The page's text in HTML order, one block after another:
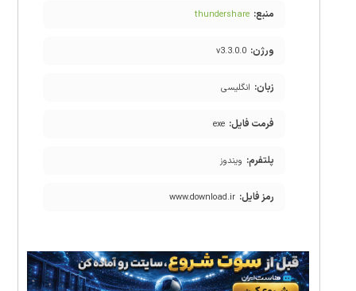
منبع: thundershare
ورژن: v3.3.0.0
زبان: انگلیسی
فرمت فایل: exe
پلتفرم: ویندوز
رمز فایل: www.download.ir